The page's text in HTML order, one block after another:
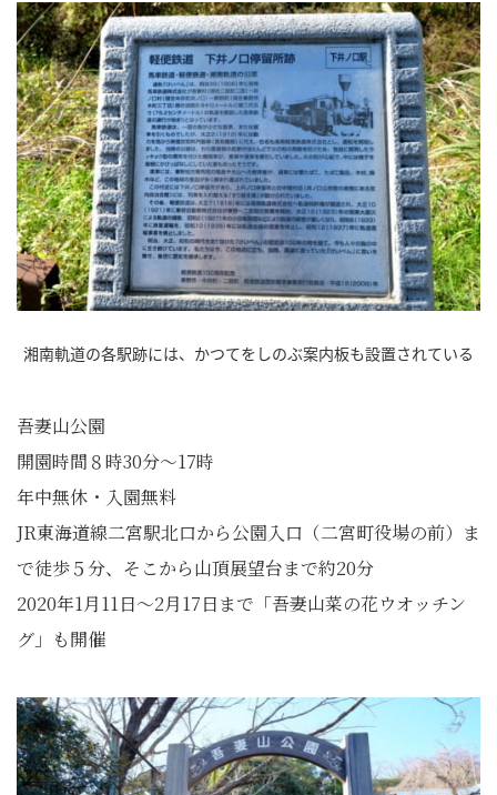
湘南軌道の各駅跡には、かつてをしのぶ案内板も設置されている
吾妻山公園
開園時間８時30分〜17時
年中無休・入園無料
JR東海道線二宮駅北口から公園入口（二宮町役場の前）ま
で徒歩５分、そこから山頂展望台まで約20分
2020年1月11日〜2月17日まで「吾妻山菜の花ウオッチン
グ」も開催